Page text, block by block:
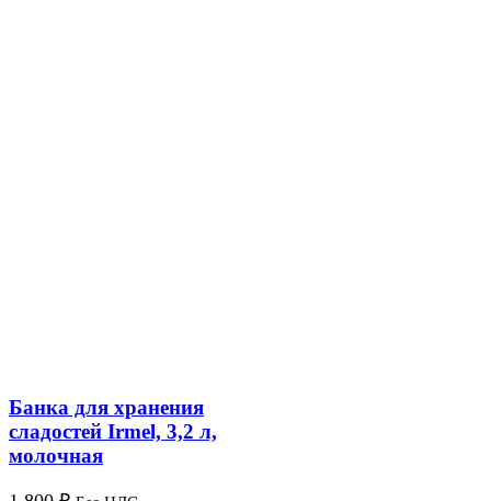
Банка для хранения
сладостей Irmel, 3,2 л,
молочная